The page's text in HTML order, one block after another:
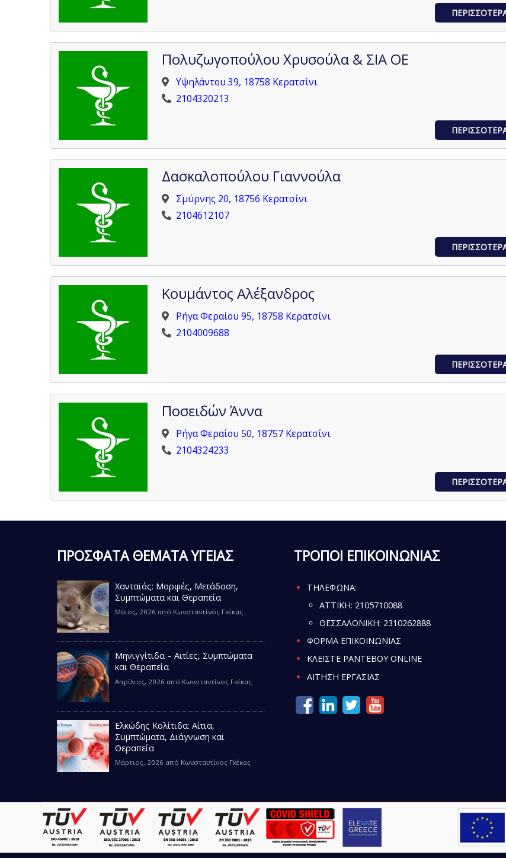
Πολυζωγοπούλου Χρυσούλα & ΣΙΑ ΟΕ
Υψηλάντου 39, 18758 Κερατσίνι
2104320213
Δασκαλοπούλου Γιαννούλα
Σμύρνης 20, 18756 Κερατσίνι
2104612107
Κουμάντος Αλέξανδρος
Ρήγα Φεραίου 95, 18758 Κερατσίνι
2104009688
Ποσειδών Άννα
Ρήγα Φεραίου 50, 18757 Κερατσίνι
2104324233
ΠΡΟΣΦΑΤΑ ΘΕΜΑΤΑ ΥΓΕΙΑΣ
Χανταϊός: Μορφές, Μετάδοση,
Συμπτώματα και Θεραπεία
Μάιος, 2026 από Κωνσταντίνος Γκέκας
Μηνιγγίτιδα – Αιτίες, Συμπτώματα
και Θεραπεία
Απρίλιος, 2026 από Κωνσταντίνος Γκέκας
Ελκώδης Κολίτιδα: Αίτια,
Συμπτώματα, Διάγνωση και
Θεραπεία
Μάρτιος, 2026 από Κωνσταντίνος Γκέκας
ΤΡΟΠΟΙ ΕΠΙΚΟΙΝΩΝΙΑΣ
ΤΗΛΕΦΩΝΑ:
ATTIKH: 2105710088
ΘΕΣΣΑΛΟΝΙΚΗ: 2310262888
ΦΟΡΜΑ ΕΠΙΚΟΙΝΩΝΙΑΣ
ΚΛΕΙΣΤΕ ΡΑΝΤΕΒΟΥ ONLINE
ΑΙΤΗΣΗ ΕΡΓΑΣΙΑΣ